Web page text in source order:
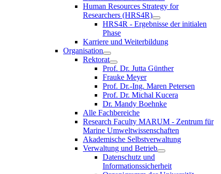
Human Resources Strategy for
Researchers (HRS4R)
HRS4R - Ergebnisse der initialen
Phase
Karriere und Weiterbildung
Organisation
Rektorat
Prof. Dr. Jutta Günther
Frauke Meyer
Prof. Dr.-Ing. Maren Petersen
Prof. Dr. Michal Kucera
Dr. Mandy Boehnke
Alle Fachbereiche
Research Faculty MARUM - Zentrum für
Marine Umweltwissenschaften
Akademische Selbstverwaltung
Verwaltung und Betrieb
Datenschutz und
Informationssicherheit